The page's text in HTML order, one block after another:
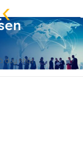
duy nhất